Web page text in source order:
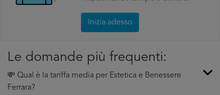
Inizia adesso
Le domande più frequenti:
💸 Qual è la tariffa media per Estetica e Benessere
Ferrara?